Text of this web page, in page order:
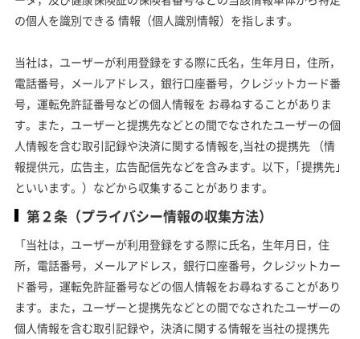
の個人を識別できる 情報（個人識別情報）を指します。
当社は，ユーザーが利用登録をする際に氏名，生年月日，住所，
電話番号，メールアドレス，銀行口座番号，クレジットカード番
号，運転免許証番号などの個人情報を お尋ねすることがありま
す。また，ユーザーと提携先などとの間でなされたユーザーの個
人情報を含む取引記録や決済に関する情報を,当社の提携先 （情
報提供元，広告主，広告配信先などを含みます。以下，｢提携先｣
といいます。）などから収集することがあります。
第２条（プライバシー情報の収集方法）
「当社は，ユーザーが利用登録をする際に氏名，生年月日，住
所，電話番号，メールアドレス，銀行口座番号，クレジットカー
ド番号，運転免許証番号などの個人情報をお尋ねすることがあり
ます。また，ユーザーと提携先などとの間でなされたユーザーの
個人情報を含む取引記録や，決済に関する情報を当社の提携先